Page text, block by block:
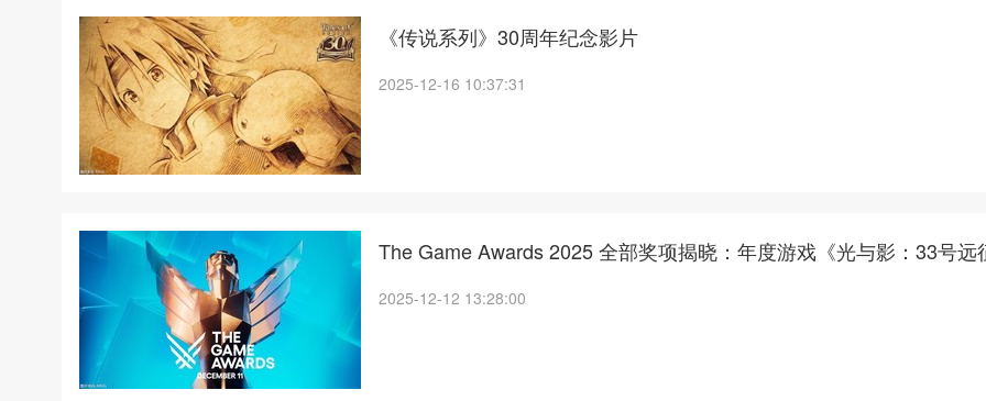
《传说系列》30周年纪念影片
2025-12-16 10:37:31
The Game Awards 2025 全部奖项揭晓：年度游戏《光与影：33号远
2025-12-12 13:28:00